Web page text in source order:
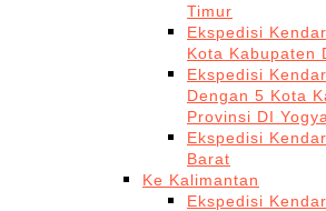
Timur
Ekspedisi
Kota Kabupaten
Ekspedisi
Dengan 5 Kota
Provinsi DI
Ekspedisi
Barat
Ke Kalimantan
Ekspedisi